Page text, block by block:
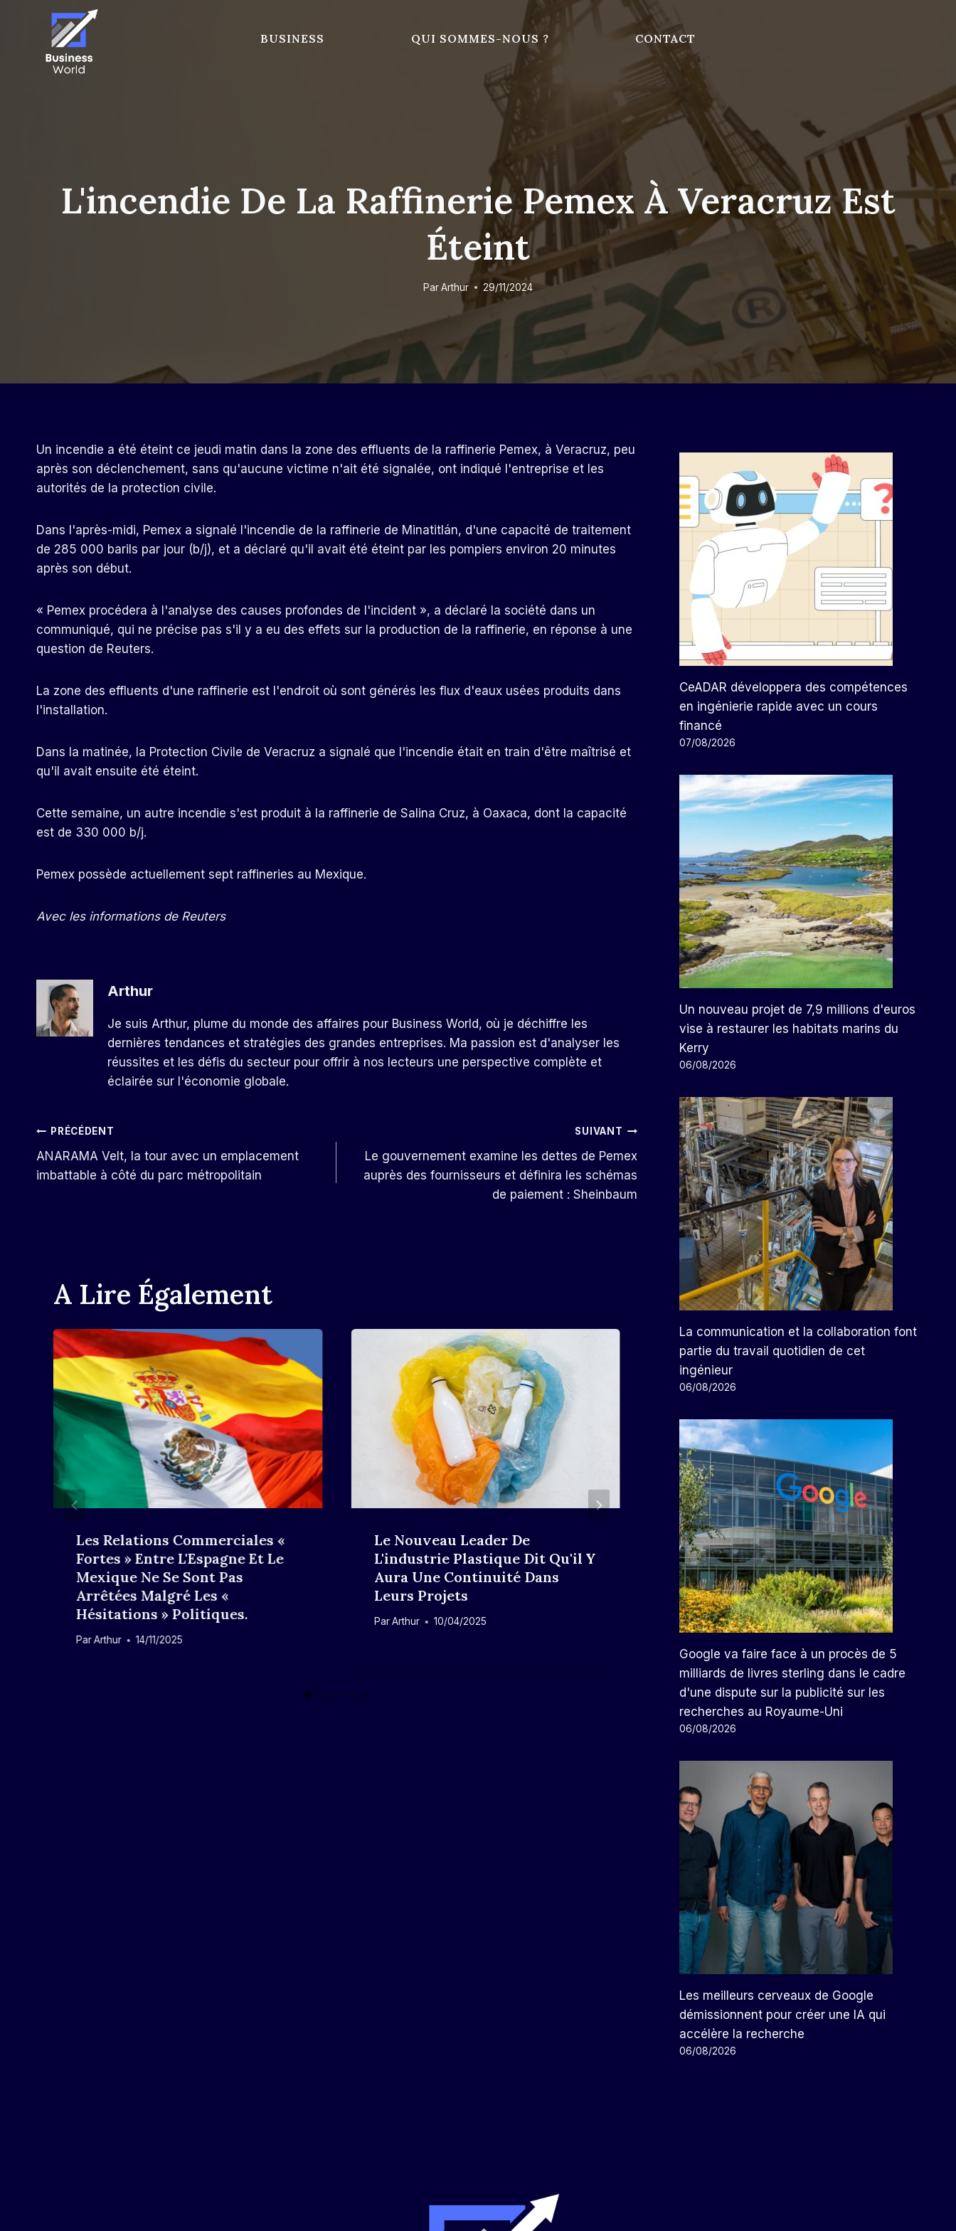
BUSINESS QUI SOMMES-NOUS ? CONTACT
L'incendie De La Raffinerie Pemex À Veracruz Est
Éteint
ParArthur 29/11/2024
Un incendie a été éteint ce jeudi matin dans la zone des effluents de la raffinerie Pemex, à Veracruz, peu
après son déclenchement, sans qu'aucune victime n'ait été signalée, ont indiqué l'entreprise et les
autorités de la protection civile.
Dans l'après-midi, Pemex a signalé l'incendie de la raffinerie de Minatitlán, d'une capacité de traitement
de 285 000 barils par jour (b/j), et a déclaré qu'il avait été éteint par les pompiers environ 20 minutes
après son début.
« Pemex procédera à l'analyse des causes profondes de l'incident », a déclaré la société dans un
communiqué, qui ne précise pas s'il y a eu des effets sur la production de la raffinerie, en réponse à une
question de Reuters.
La zone des effluents d'une raffinerie est l'endroit où sont générés les flux d'eaux usées produits dans
l'installation.
Dans la matinée, la Protection Civile de Veracruz a signalé que l'incendie était en train d'être maîtrisé et
qu'il avait ensuite été éteint.
Cette semaine, un autre incendie s'est produit à la raffinerie de Salina Cruz, à Oaxaca, dont la capacité
est de 330 000 b/j.
Pemex possède actuellement sept raffineries au Mexique.
Avec les informations de Reuters
Arthur
Je suis Arthur, plume du monde des affaires pour Business World, où je déchiffre les
dernières tendances et stratégies des grandes entreprises. Ma passion est d'analyser les
réussites et les défis du secteur pour offrir à nos lecteurs une perspective complète et
éclairée sur l'économie globale.
Navigation
De
PRÉCÉDENT
ANARAMA Velt, la tour avec un emplacement
imbattable à côté du parc métropolitain
SUIVANT
Le gouvernement examine les dettes de Pemex
auprès des fournisseurs et définira les schémas
de paiement : Sheinbaum
A Lire Également
Les Relations Commerciales «
Fortes » Entre L'Espagne Et Le
Mexique Ne Se Sont Pas
Arrêtées Malgré Les «
Hésitations » Politiques.
ParArthur 14/11/2025
Le Nouveau Leader De
L'industrie Plastique Dit Qu'il Y
Aura Une Continuité Dans
Leurs Projets
Par Arthur 10/04/2025
Cemex Vend Ses Opérations Au
Guatemala À Holcim Pour 200
Millions De Dollars
ParArthur 11/09/2024
CeADAR développera des compétences
en ingénierie rapide avec un cours
financé
07/08/2026
Un nouveau projet de 7,9 millions d'euros
vise à restaurer les habitats marins du
Kerry
06/08/2026
La communication et la collaboration font
partie du travail quotidien de cet
ingénieur
06/08/2026
Google va faire face à un procès de 5
milliards de livres sterling dans le cadre
d'une dispute sur la publicité sur les
recherches au Royaume-Uni
06/08/2026
Les meilleurs cerveaux de Google
démissionnent pour créer une IA qui
accélère la recherche
06/08/2026